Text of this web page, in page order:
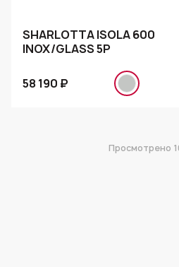
SHARLOTTA ISOLA 600
INOX/GLASS 5P
58 190 ₽
Просмотрено